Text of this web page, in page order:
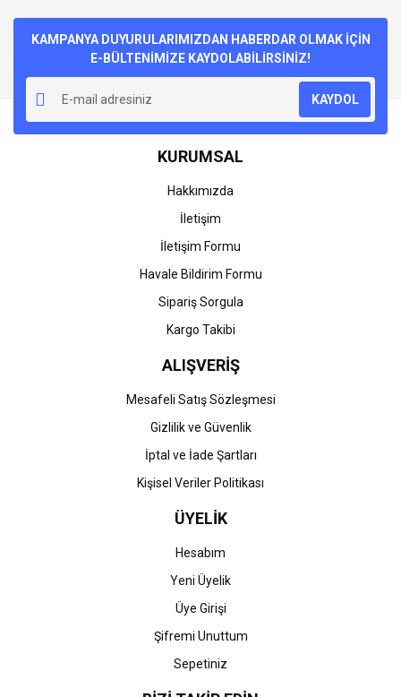
Yorum Yaz
kullanarak tarafımıza iletebilirsiniz.
Görüş ve önerileriniz için teşekkür ederiz.
Ürün resmi kalitesiz, bozuk veya görüntülenemiyor.
Ürün açıklamasında eksik bilgiler bulunuyor.
Ürün bilgilerinde hatalar bulunuyor.
Ürün fiyatı diğer sitelerden daha pahalı.
Gönder
KAMPANYA DUYURULARIMIZDAN HABERDAR OLMAK İÇİN
E-BÜLTENİMİZE KAYDOLABİLİRSİNİZ!
KAYDOL
KURUMSAL
Hakkımızda
İletişim
İletişim Formu
Havale Bildirim Formu
Sipariş Sorgula
Kargo Takibi
ALIŞVERİŞ
Mesafeli Satış Sözleşmesi
Gizlilik ve Güvenlik
İptal ve İade Şartları
Kişisel Veriler Politikası
ÜYELİK
Hesabım
Yeni Üyelik
Üye Girişi
Şifremi Unuttum
Sepetiniz